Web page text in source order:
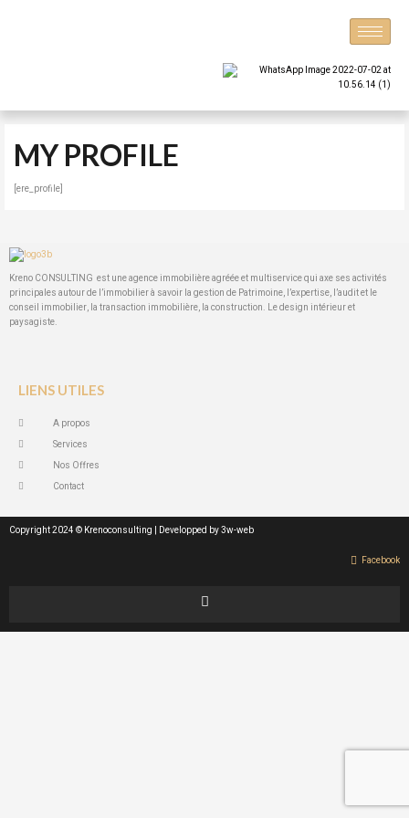
MY PROFILE
[ere_profile]
Kreno CONSULTING est une agence immobilière agréée et multiservice qui axe ses activités
principales autour de l’immobilier à savoir la gestion de Patrimoine, l’expertise, l’audit et le
conseil immobilier, la transaction immobilière, la construction. Le design intérieur et
paysagiste.
LIENS UTILES
A propos
Services
Nos Offres
Contact
Copyright 2024 © Krenoconsulting | Developped by 3w-web
Facebook